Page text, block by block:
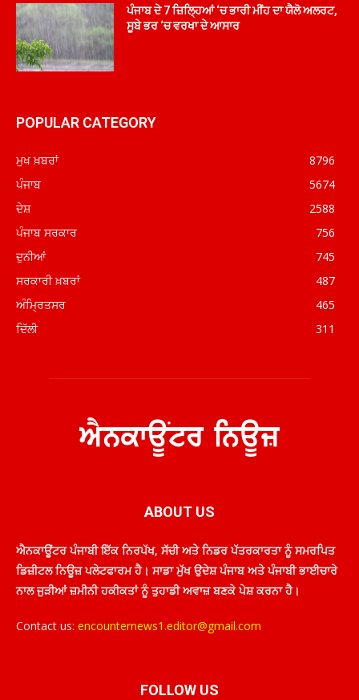
ਪੰਜਾਬ ਦੇ 7 ਜ਼ਿਲ੍ਹਿਆਂ ‘ਚ ਭਾਰੀ ਮੀਂਹ ਦਾ ਯੈਲੋ ਅਲਰਟ,
ਸੂਬੇ ਭਰ ‘ਚ ਵਰਖਾ ਦੇ ਆਸਾਰ
POPULAR CATEGORY
ਮੁਖ ਖ਼ਬਰਾਂ
8796
ਪੰਜਾਬ
5674
ਦੇਸ਼
2588
ਪੰਜਾਬ ਸਰਕਾਰ
756
ਦੁਨੀਆਂ
745
ਸਰਕਾਰੀ ਖ਼ਬਰਾਂ
487
ਅੰਮ੍ਰਿਤਸਰ
465
ਦਿੱਲੀ
311
ABOUT US
ਐਨਕਾਊਂਟਰ ਪੰਜਾਬੀ ਇੱਕ ਨਿਰਪੱਖ, ਸੱਚੀ ਅਤੇ ਨਿਡਰ ਪੱਤਰਕਾਰਤਾ ਨੂੰ ਸਮਰਪਿਤ
ਡਿਜ਼ੀਟਲ ਨਿਊਜ਼ ਪਲੇਟਫਾਰਮ ਹੈ। ਸਾਡਾ ਮੁੱਖ ਉਦੇਸ਼ ਪੰਜਾਬ ਅਤੇ ਪੰਜਾਬੀ ਭਾਈਚਾਰੇ
ਨਾਲ ਜੁੜੀਆਂ ਜ਼ਮੀਨੀ ਹਕੀਕਤਾਂ ਨੂੰ ਤੁਹਾਡੀ ਅਵਾਜ਼ ਬਣਕੇ ਪੇਸ਼ ਕਰਨਾ ਹੈ।
Contact us: encounternews1.editor@gmail.com
FOLLOW US